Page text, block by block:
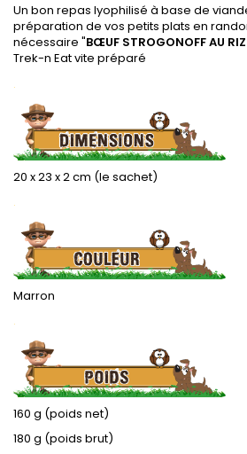
Un bon repas lyophilisé à base de
préparation de vos petits plats en
nécessaire "BŒUF STROGONOFF AU
Trek-n Eat vite préparé
.
20 x 23 x 2 cm (le sachet)
.
Marron
.
160 g (poids net)
180 g (poids brut)